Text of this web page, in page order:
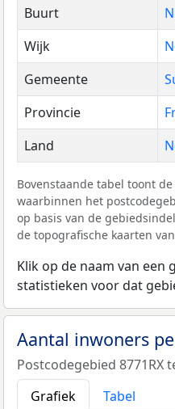
Buurt
Wijk
Gemeente
Provincie
Land
Bovenstaande tabel toont
waarbinnen het
op basis van de
de topografische kaarten
Klik op de naam van een
statistieken voor dat
Aantal inwoners
Postcodegebied 8771RX
Grafiek
Tabel